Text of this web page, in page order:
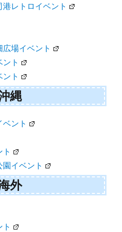
レトロイベント
場イベント
ト
ト
縄
ント
イベント
外